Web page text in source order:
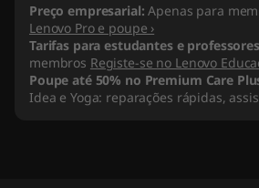
Preço empresarial:Apenas para
Lenovo Pro e poupe ›
Tarifas para estudantes e
membros Registe-se no Lenovo
Poupe até 50% no Premium Care
Idea e Yoga: reparações rápidas,